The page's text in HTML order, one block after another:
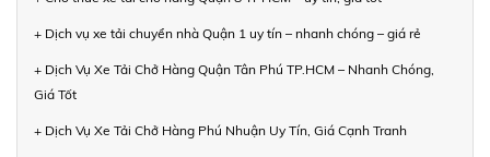
+ Dịch vụ xe tải chuyển nhà Quận 1 uy tín – nhanh chóng – giá rẻ
+ Dịch Vụ Xe Tải Chở Hàng Quận Tân Phú TP.HCM – Nhanh Chóng,
Giá Tốt
+ Dịch Vụ Xe Tải Chở Hàng Phú Nhuận Uy Tín, Giá Cạnh Tranh